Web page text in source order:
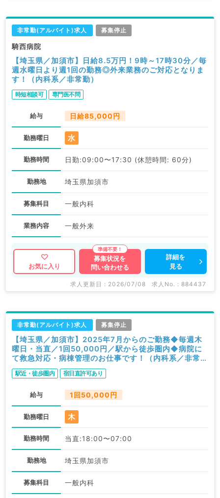
非常勤(アルバイト)求人 募集停止
騎西病院
【埼玉県／加須市】日給8.5万円！9時～17時30分／毎
週水曜日より週1回の勤務◎外来業務のご対応となりま
す！（内科系／非常勤）
時短相談可 専門医不問
給与 日給85,000円
勤務曜日 水
勤務時間 日勤:09:00〜17:30 (休憩時間: 60分)
勤務地 埼玉県加須市
募集科目 一般内科
業務内容 一般外来
お気に入り
募集状況を
問い合わせる
詳細を
見る
求人更新日 : 2026/07/08 求人No. : 884437
非常勤(アルバイト)求人 募集停止
【埼玉県／加須市】2025年7月からのご勤務◆毎週木
曜日・当直／1回50,000円／駅から徒歩圏内◆病院に
て救急対応・病棟管理のお仕事です！（内科系／非常
勤）
駅近・徒歩圏内 宿日直許可あり
給与 1回50,000円
勤務曜日 木
勤務時間 当直:18:00〜07:00
勤務地 埼玉県加須市
募集科目 一般内科